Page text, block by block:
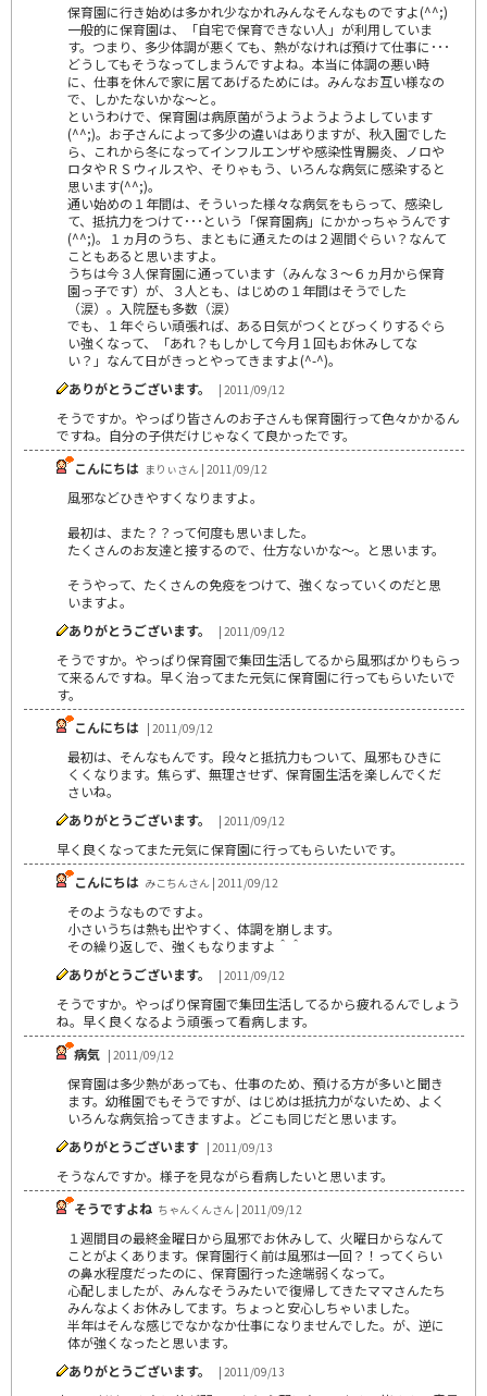
保育園に行き始めは多かれ少なかれみんなそんなものですよ(^^;)
一般的に保育園は、「自宅で保育できない人」が利用していま
す。つまり、多少体調が悪くても、熱がなければ預けて仕事に･･･
どうしてもそうなってしまうんですよね。本当に体調の悪い時
に、仕事を休んで家に居てあげるためには。みんなお互い様なの
で、しかたないかな～と。
というわけで、保育園は病原菌がうようようようよしています
(^^;)。お子さんによって多少の違いはありますが、秋入園でした
ら、これから冬になってインフルエンザや感染性胃腸炎、ノロや
ロタやＲＳウィルスや、そりゃもう、いろんな病気に感染すると
思います(^^;)。
通い始めの１年間は、そういった様々な病気をもらって、感染し
て、抵抗力をつけて･･･という「保育園病」にかかっちゃうんです
(^^;)。１ヵ月のうち、まともに通えたのは２週間ぐらい？なんて
こともあると思いますよ。
うちは今３人保育園に通っています（みんな３～６ヵ月から保育
園っ子です）が、３人とも、はじめの１年間はそうでした
（涙）。入院歴も多数（涙）
でも、１年ぐらい頑張れば、ある日気がつくとびっくりするぐら
い強くなって、「あれ？もしかして今月１回もお休みしてな
い？」なんて日がきっとやってきますよ(^-^)。
ありがとうございます。
| 2011/09/12
そうですか。やっぱり皆さんのお子さんも保育園行って色々かかるん
ですね。自分の子供だけじゃなくて良かったです。
こんにちは まりぃさん | 2011/09/12
風邪などひきやすくなりますよ。
最初は、また？？って何度も思いました。
たくさんのお友達と接するので、仕方ないかな～。と思います。
そうやって、たくさんの免疫をつけて、強くなっていくのだと思
いますよ。
ありがとうございます。
| 2011/09/12
そうですか。やっぱり保育園で集団生活してるから風邪ばかりもらっ
て来るんですね。早く治ってまた元気に保育園に行ってもらいたいで
す。
こんにちは | 2011/09/12
最初は、そんなもんです。段々と抵抗力もついて、風邪もひきに
くくなります。焦らず、無理させず、保育園生活を楽しんでくだ
さいね。
ありがとうございます。
| 2011/09/12
早く良くなってまた元気に保育園に行ってもらいたいです。
こんにちは みこちんさん | 2011/09/12
そのようなものですよ。
小さいうちは熱も出やすく、体調を崩します。
その繰り返しで、強くもなりますよ＾＾
ありがとうございます。
| 2011/09/12
そうですか。やっぱり保育園で集団生活してるから疲れるんでしょう
ね。早く良くなるよう頑張って看病します。
病気 | 2011/09/12
保育園は多少熱があっても、仕事のため、預ける方が多いと聞き
ます。幼稚園でもそうですが、はじめは抵抗力がないため、よく
いろんな病気拾ってきますよ。どこも同じだと思います。
ありがとうございます | 2011/09/13
そうなんですか。様子を見ながら看病したいと思います。
そうですよね ちゃんくんさん | 2011/09/12
１週間目の最終金曜日から風邪でお休みして、火曜日からなんて
ことがよくあります。保育園行く前は風邪は一回？！ってくらい
の鼻水程度だったのに、保育園行った途端弱くなって。
心配しましたが、みんなそうみたいで復帰してきたママさんたち
みんなよくお休みしてます。ちょっと安心しちゃいました。
半年はそんな感じでなかなか仕事になりませんでした。が、逆に
体が強くなったと思います。
ありがとうございます。
| 2011/09/13